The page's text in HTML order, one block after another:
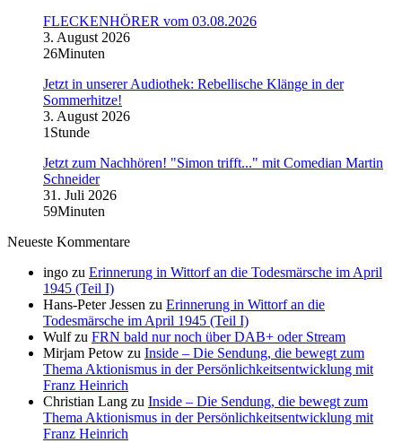
FLECKENHÖRER vom 03.08.2026
3. August 2026
26Minuten
Jetzt in unserer Audiothek: Rebellische Klänge in der
Sommerhitze!
3. August 2026
1Stunde
Jetzt zum Nachhören! "Simon trifft..." mit Comedian Martin
Schneider
31. Juli 2026
59Minuten
Neueste Kommentare
ingo zu Erinnerung in Wittorf an die Todesmärsche im April
1945 (Teil I)
Hans-Peter Jessen zu Erinnerung in Wittorf an die
Todesmärsche im April 1945 (Teil I)
Wulfzu FRN bald nur noch über DAB+ oder Stream
Mirjam Petow zu Inside – Die Sendung, die bewegt zum
Thema Aktionismus in der Persönlichkeitsentwicklung mit
Franz Heinrich
Christian Lang zu Inside – Die Sendung, die bewegt zum
Thema Aktionismus in der Persönlichkeitsentwicklung mit
Franz Heinrich